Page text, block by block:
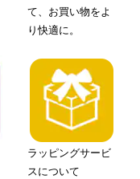
て、お買い物をよ
り快適に。
ラッピングサービ
スについて